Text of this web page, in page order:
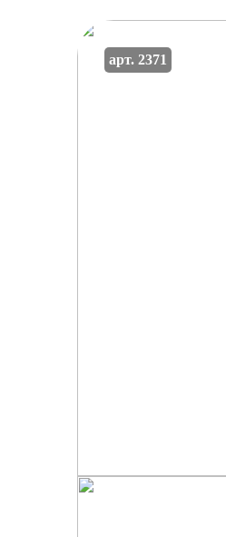
арт. 2371